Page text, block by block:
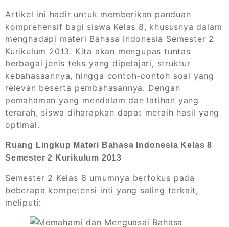
Artikel ini hadir untuk memberikan panduan
komprehensif bagi siswa Kelas 8, khususnya dalam
menghadapi materi Bahasa Indonesia Semester 2
Kurikulum 2013. Kita akan mengupas tuntas
berbagai jenis teks yang dipelajari, struktur
kebahasaannya, hingga contoh-contoh soal yang
relevan beserta pembahasannya. Dengan
pemahaman yang mendalam dan latihan yang
terarah, siswa diharapkan dapat meraih hasil yang
optimal.
Ruang Lingkup Materi Bahasa Indonesia Kelas 8
Semester 2 Kurikulum 2013
Semester 2 Kelas 8 umumnya berfokus pada
beberapa kompetensi inti yang saling terkait,
meliputi: